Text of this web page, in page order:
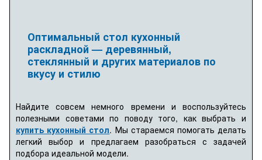
Оптимальный стол кухонный
раскладной — деревянный,
стеклянный и других материалов по
вкусу и стилю
Найдите совсем немного времени и воспользуйтесь
полезными советами по поводу того, как выбрать и
купить кухонный стол. Мы стараемся помогать делать
легкий выбор и предлагаем разобраться с задачей
подбора идеальной модели.